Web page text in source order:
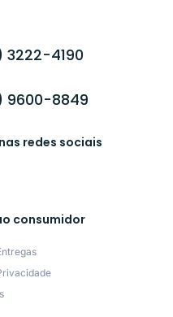
3222-4190
9600-8849
redes sociais
consumidor